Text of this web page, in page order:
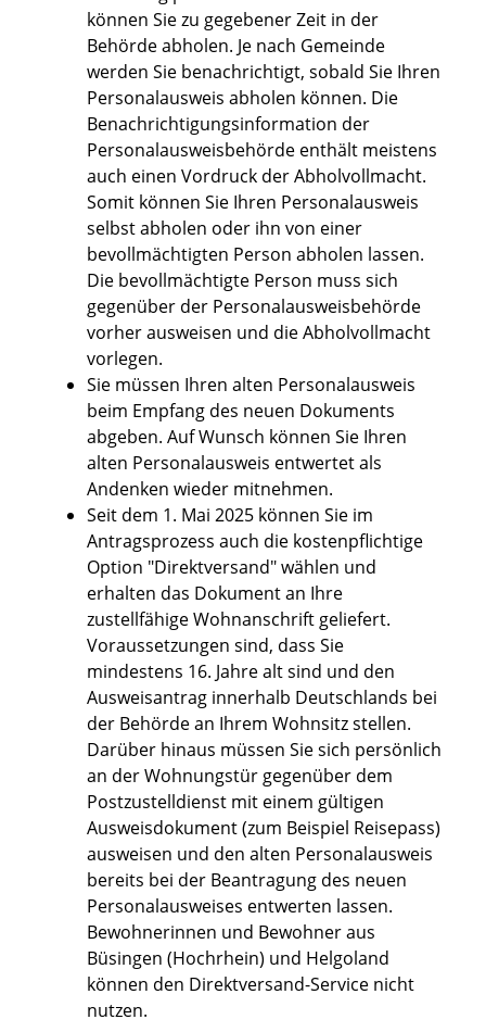
können Sie zu gegebener Zeit in der
Behörde abholen. Je nach Gemeinde
werden Sie benachrichtigt, sobald Sie Ihren
Personalausweis abholen können. Die
Benachrichtigungsinformation der
Personalausweisbehörde enthält meistens
auch einen Vordruck der Abholvollmacht.
Somit können Sie Ihren Personalausweis
selbst abholen oder ihn von einer
bevollmächtigten Person abholen lassen.
Die bevollmächtigte Person muss sich
gegenüber der Personalausweisbehörde
vorher ausweisen und die Abholvollmacht
vorlegen.
Sie müssen Ihren alten Personalausweis
beim Empfang des neuen Dokuments
abgeben. Auf Wunsch können Sie Ihren
alten Personalausweis entwertet als
Andenken wieder mitnehmen.
Seit dem 1. Mai 2025 können Sie im
Antragsprozess auch die kostenpflichtige
Option "Direktversand" wählen und
erhalten das Dokument an Ihre
zustellfähige Wohnanschrift geliefert.
Voraussetzungen sind, dass Sie
mindestens 16. Jahre alt sind und den
Ausweisantrag innerhalb Deutschlands bei
der Behörde an Ihrem Wohnsitz stellen.
Darüber hinaus müssen Sie sich persönlich
an der Wohnungstür gegenüber dem
Postzustelldienst mit einem gültigen
Ausweisdokument (zum Beispiel Reisepass)
ausweisen und den alten Personalausweis
bereits bei der Beantragung des neuen
Personalausweises entwerten lassen.
Bewohnerinnen und Bewohner aus
Büsingen (Hochrhein) und Helgoland
können den Direktversand-Service nicht
nutzen.